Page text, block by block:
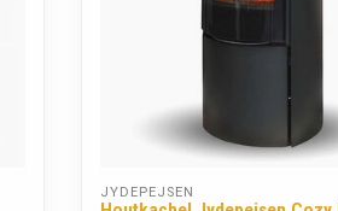
JYDEPEJSEN